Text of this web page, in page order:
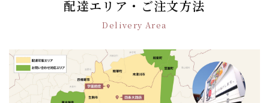
ン
配達エリア・ご注文方法
Delivery Area